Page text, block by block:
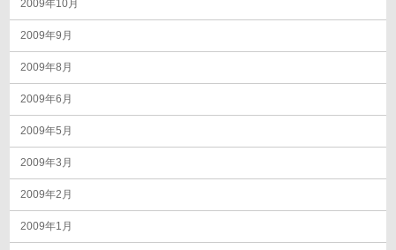
2009年10月
2009年9月
2009年8月
2009年6月
2009年5月
2009年3月
2009年2月
2009年1月